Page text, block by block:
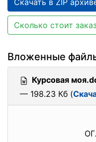
Скачать в ZIP
Сколько стоит
Вложенные
Курсовая
— 198.23 Кб (